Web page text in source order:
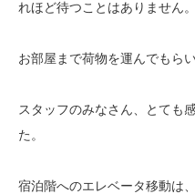
れほど待つことはありません。
お部屋まで荷物を運んでもらい
スタッフのみなさん、とても
た。
宿泊階へのエレベータ移動は